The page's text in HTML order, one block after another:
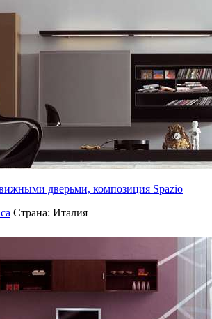
дверьми, композиция Spazio
Страна: Италия